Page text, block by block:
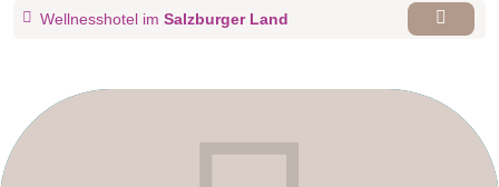
Wellnesshotel im Salzburger Land